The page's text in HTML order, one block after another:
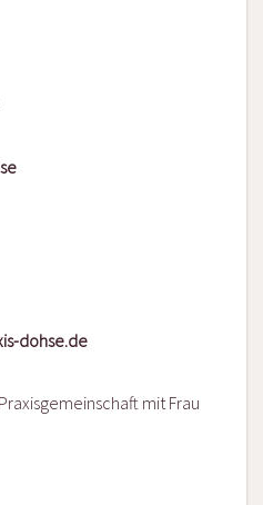
dohse.de
mit Frau